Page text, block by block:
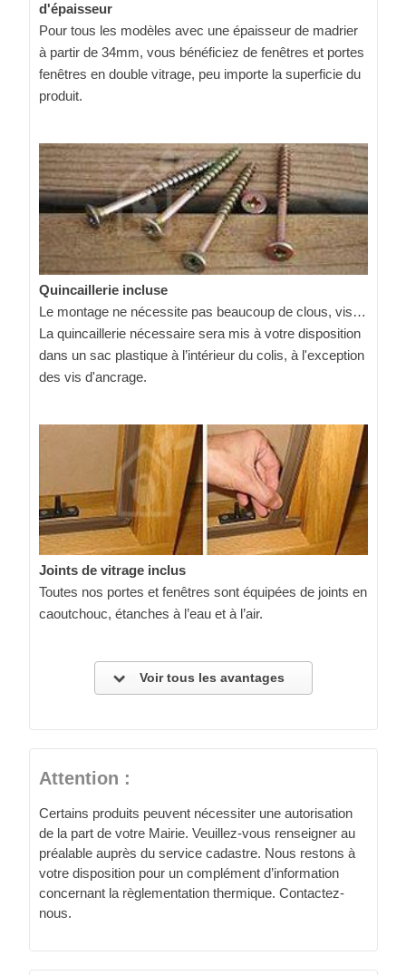
d'épaisseur
Pour tous les modèles avec une épaisseur de madrier
à partir de 34mm, vous bénéficiez de fenêtres et portes
fenêtres en double vitrage, peu importe la superficie du
produit.
Quincaillerie incluse
Le montage ne nécessite pas beaucoup de clous, vis…
La quincaillerie nécessaire sera mis à votre disposition
dans un sac plastique à l’intérieur du colis, à l'exception
des vis d'ancrage.
Joints de vitrage inclus
Toutes nos portes et fenêtres sont équipées de joints en
caoutchouc, étanches à l’eau et à l’air.
Voir tous les avantages
Attention :
Certains produits peuvent nécessiter une autorisation
de la part de votre Mairie. Veuillez-vous renseigner au
préalable auprès du service cadastre. Nous restons à
votre disposition pour un complément d’information
concernant la règlementation thermique. Contactez-
nous.